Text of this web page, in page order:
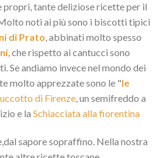
propri, tante deliziose ricette per il
noti ai più sono i biscotti tipici
di Prato, abbinati molto spesso
, che rispetto ai cantucci sono
Se andiamo invece nel mondo dei
molto apprezzate sono le "le
di Firenze, un semifreddo a
e la Schiacciata alla fiorentina
sapore sopraffino. Nella nostra